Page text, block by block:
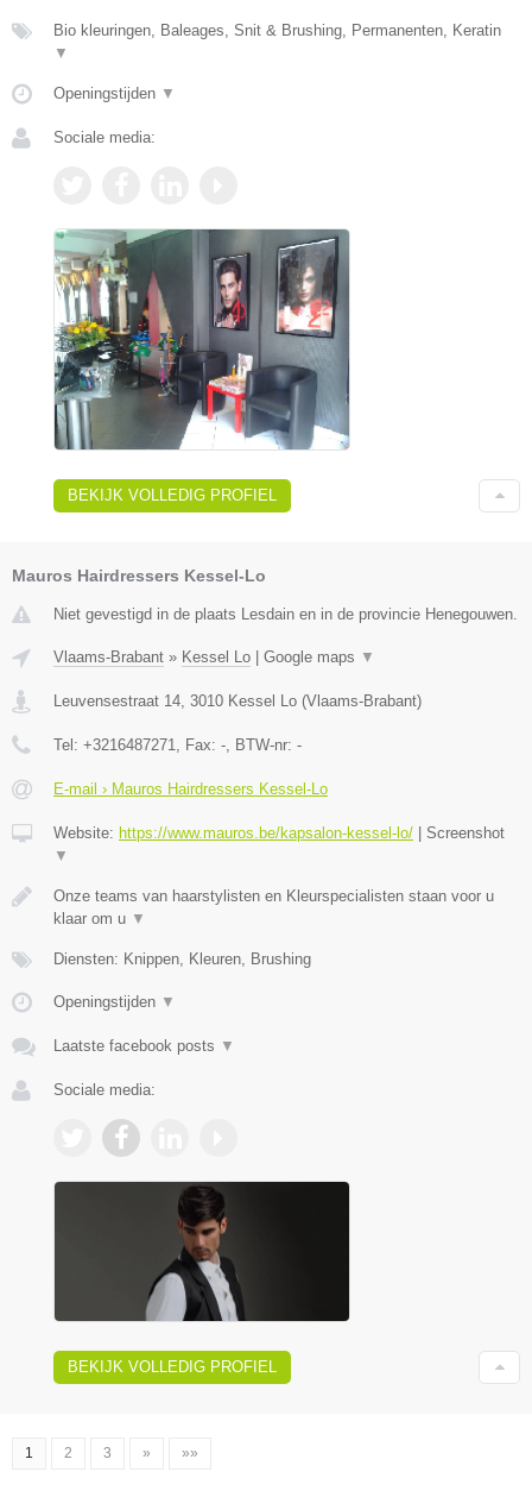
Bio kleuringen, Baleages, Snit & Brushing, Permanenten, Keratin
▼
Openingstijden ▼
Sociale media:
BEKIJK VOLLEDIG PROFIEL
Mauros Hairdressers Kessel-Lo
Niet gevestigd in de plaats Lesdain en in de provincie Henegouwen.
Vlaams-Brabant » Kessel Lo Google maps ▼
Leuvensestraat 14, 3010 Kessel Lo (Vlaams-Brabant)
Tel: +3216487271, Fax: -, BTW-nr: -
E-mail › Mauros Hairdressers Kessel-Lo
Website: https://www.mauros.be/kapsalon-kessel-lo/
Screenshot
▼
Onze teams van haarstylisten en Kleurspecialisten staan voor u
klaar om u ▼
Diensten: Knippen, Kleuren, Brushing
Openingstijden ▼
Laatste facebook posts ▼
Sociale media:
BEKIJK VOLLEDIG PROFIEL
1 2 3 » »»